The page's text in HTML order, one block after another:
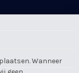
Wanneer